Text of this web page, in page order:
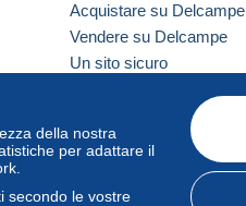
della nostra
per adattare il
secondo le vostre
Acquistare su Delcampe
Vendere su Delcampe
Un sito sicuro